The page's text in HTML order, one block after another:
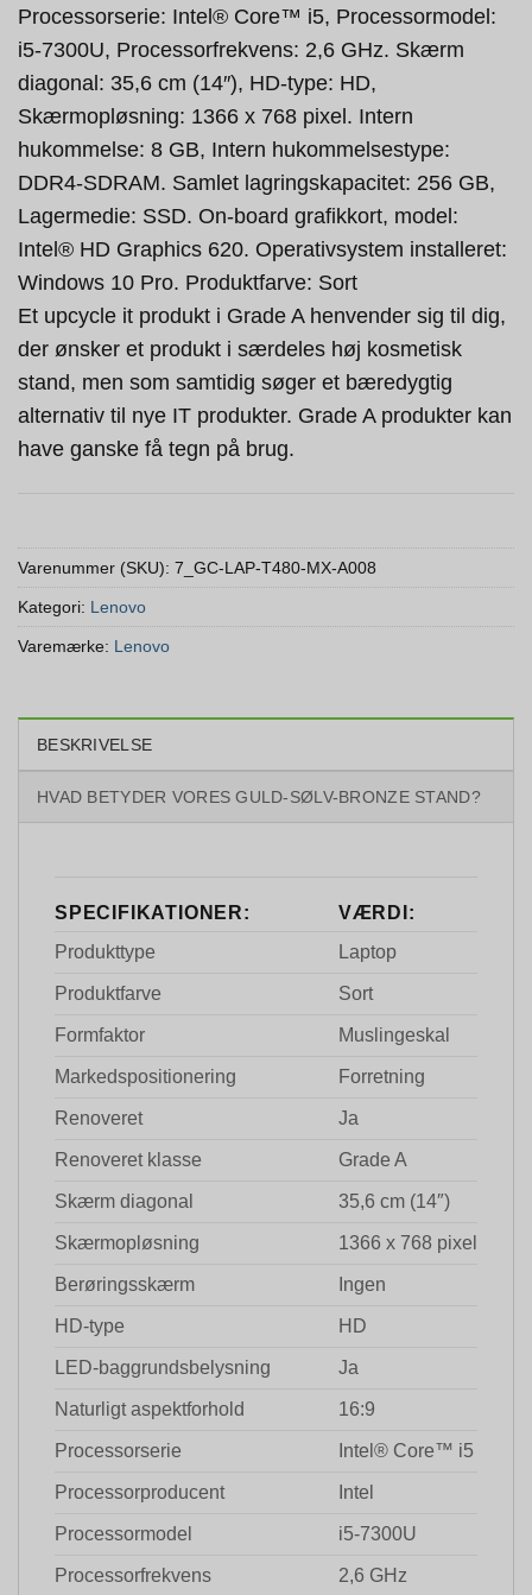
Processorserie: Intel® Core™ i5, Processormodel:
i5-7300U, Processorfrekvens: 2,6 GHz. Skærm
diagonal: 35,6 cm (14″), HD-type: HD,
Skærmopløsning: 1366 x 768 pixel. Intern
hukommelse: 8 GB, Intern hukommelsestype:
DDR4-SDRAM. Samlet lagringskapacitet: 256 GB,
Lagermedie: SSD. On-board grafikkort, model:
Intel® HD Graphics 620. Operativsystem installeret:
Windows 10 Pro. Produktfarve: Sort
Et upcycle it produkt i Grade A henvender sig til dig,
der ønsker et produkt i særdeles høj kosmetisk
stand, men som samtidig søger et bæredygtig
alternativ til nye IT produkter. Grade A produkter kan
have ganske få tegn på brug.
Varenummer (SKU): 7_GC-LAP-T480-MX-A008
Kategori: Lenovo
Varemærke: Lenovo
BESKRIVELSE
HVAD BETYDER VORES GULD-SØLV-BRONZE STAND?
SPECIFIKATIONER:
VÆRDI:
Produkttype
Laptop
Produktfarve Sort
Formfaktor Muslingeskal
Markedspositionering Forretning
Renoveret Ja
Renoveret klasse Grade A
Skærm diagonal 35,6 cm (14″)
Skærmopløsning 1366 x 768 pixel
Berøringsskærm Ingen
HD-type HD
LED-baggrundsbelysning Ja
Naturligt aspektforhold 16:9
Processorserie Intel® Core™ i5
Processorproducent Intel
Processormodel i5-7300U
Processorfrekvens 2,6 GHz